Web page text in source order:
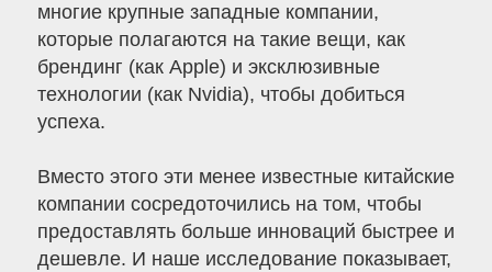
многие крупные западные компании,
которые полагаются на такие вещи, как
брендинг (как Apple) и эксклюзивные
технологии (как Nvidia), чтобы добиться
успеха.
Вместо этого эти менее известные китайские
компании сосредоточились на том, чтобы
предоставлять больше инноваций быстрее и
дешевле. И наше исследование показывает,